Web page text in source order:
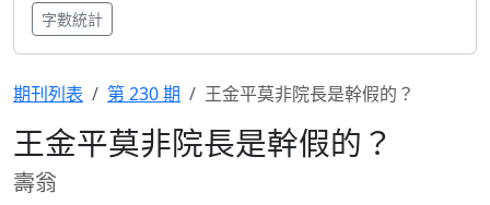
字數統計
期刊列表 第 230 期 王金平莫非院長是幹假的？
王金平莫非院長是幹假的？
壽翁